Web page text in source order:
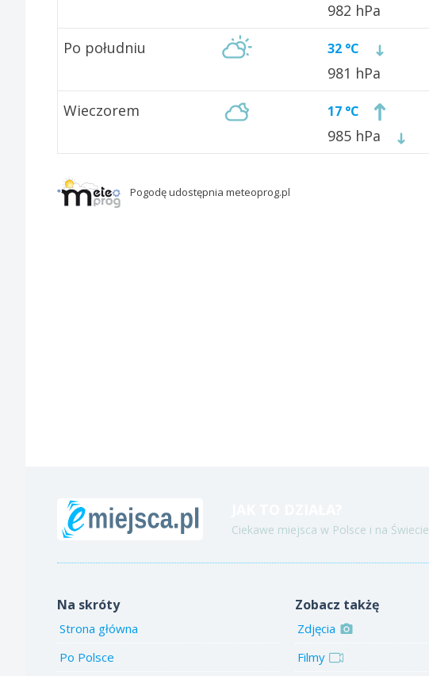
982 hPa
Po południu 32 °C
981 hPa
Wieczorem 17 °C
985 hPa
Pogodę udostępnia meteoprog.pl
Ciekawe miejsca w Polsce i na Świecie
Na skróty
Strona główna
Po Polsce
Zobacz takżę
Zdjęcia
Filmy